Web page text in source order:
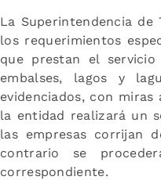
La Superintendencia de
los requerimientos
que prestan el
embalses, lagos y
evidenciados, con
la entidad realizará un
las empresas corrijan
contrario se
correspondiente.